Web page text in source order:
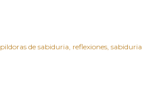
pildoras de sabiduria reflexiones sabiduria